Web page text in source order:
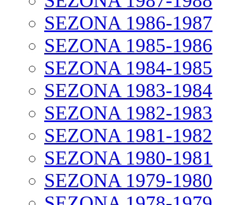
SEZONA 1986-1987
SEZONA 1985-1986
SEZONA 1984-1985
SEZONA 1983-1984
SEZONA 1982-1983
SEZONA 1981-1982
SEZONA 1980-1981
SEZONA 1979-1980